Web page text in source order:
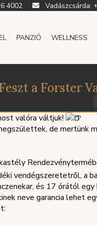
4002 Vadászcsárda:
PANZIÓ WELLNESS
a Forster
valóra váltjuk!
de mertünk
vendégszeretetről, a
és 17 órától
neve garancia lehet